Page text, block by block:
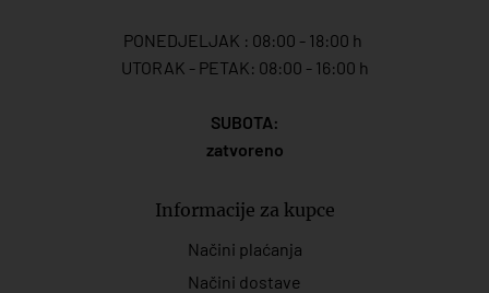
PONEDJELJAK : 08:00 - 18:00 h
UTORAK - PETAK: 08:00 - 16:00 h
SUBOTA:
zatvoreno
Informacije za kupce
Načini plaćanja
Načini dostave